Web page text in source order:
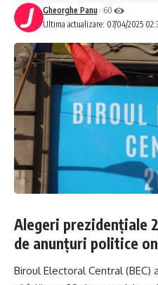
Ultima actualizare: 07/04/2025
Gheorghe Panu 60
Alegeri prezidențiale
de anunțuri politice
Biroul Electoral Central (BEC)